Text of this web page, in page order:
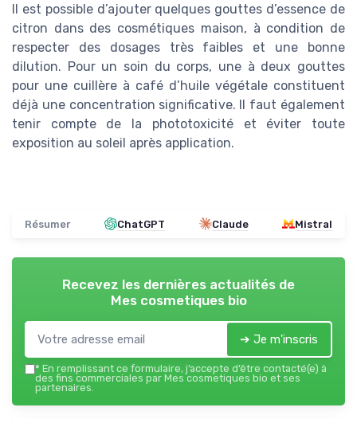
Il est possible d’ajouter quelques gouttes d’essence de
citron dans des cosmétiques maison, à condition de
respecter des dosages très faibles et une bonne
dilution. Pour un soin du corps, une à deux gouttes
pour une cuillère à café d’huile végétale constituent
déjà une concentration significative. Il faut également
tenir compte de la phototoxicité et éviter toute
exposition au soleil après application.
Résumer ChatGPT Claude Mistral
Recevez les dernières actualités de
Mes cosmetiques bio
➔ Je m'inscris
* En remplissant ce formulaire, j’accepte d’être contacté(e) à
des fins commerciales par Mes cosmetiques bio et ses
partenaires.